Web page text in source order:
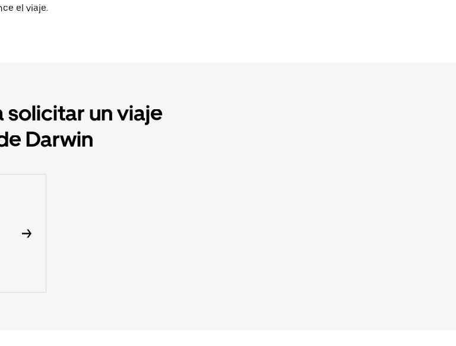
el viaje.
solicitar un viaje
Darwin